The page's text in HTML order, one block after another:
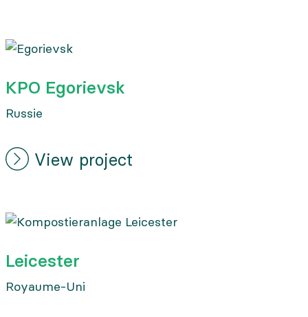
KPO Egorievsk
Russie
View project
Leicester
Royaume-Uni